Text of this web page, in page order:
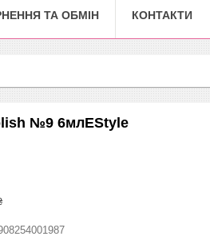
ТА ОБМІН КОНТАКТИ
№9 6млEStyle